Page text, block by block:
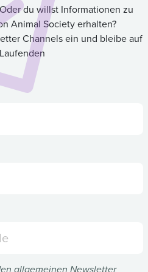
du willst Informationen zu
Animal Society erhalten?
Channels ein und bleibe auf